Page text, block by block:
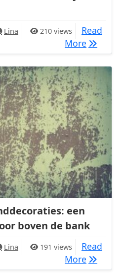
Lina 210 views
Read
More
een
boven de bank
Lina 191 views
Read
More